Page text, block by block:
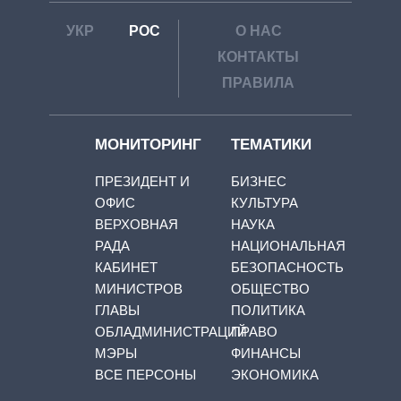
УКР РОС
О НАС
КОНТАКТЫ
ПРАВИЛА
МОНИТОРИНГ
ПРЕЗИДЕНТ И
ОФИС
ВЕРХОВНАЯ
РАДА
КАБИНЕТ
МИНИСТРОВ
ГЛАВЫ
ОБЛАДМИНИСТРАЦИЙ
МЭРЫ
ВСЕ ПЕРСОНЫ
ТЕМАТИКИ
БИЗНЕС
КУЛЬТУРА
НАУКА
НАЦИОНАЛЬНАЯ
БЕЗОПАСНОСТЬ
ОБЩЕСТВО
ПОЛИТИКА
ПРАВО
ФИНАНСЫ
ЭКОНОМИКА